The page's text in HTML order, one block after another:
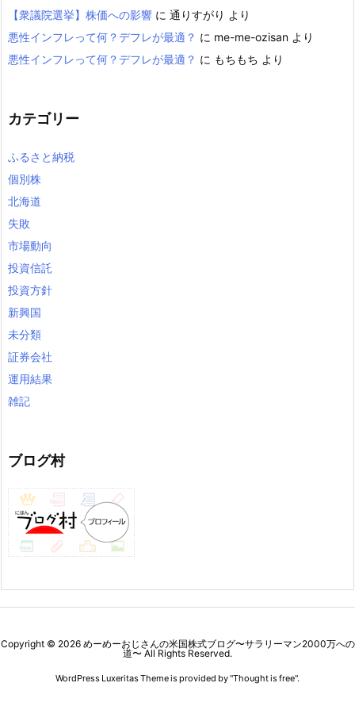
【衆議院選挙】株価への影響 に 通りすがり より
悪性インフレって何？デフレが最適？ に me-me-ozisan より
悪性インフレって何？デフレが最適？ に もちもち より
カテゴリー
ふるさと納税
個別株
北海道
失敗
市場動向
投資信託
投資方針
新興国
未分類
証券会社
運用結果
雑記
ブログ村
Copyright © 2026 めーめーおじさんの米国株式ブログ〜サラリーマン2000万への
道〜 All Rights Reserved.
WordPress Luxeritas Theme is provided by "Thought is free".